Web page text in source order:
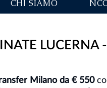
CHI SIAMO
LUCERNA
Milano da € 550